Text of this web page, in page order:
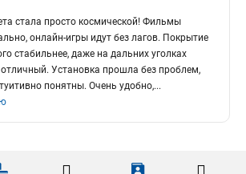
стала просто космической! Фильмы
онлайн-игры идут без лагов. Покрытие
стабильнее, даже на дальних уголках
Установка прошла без проблем,
понятны. Очень удобно,...